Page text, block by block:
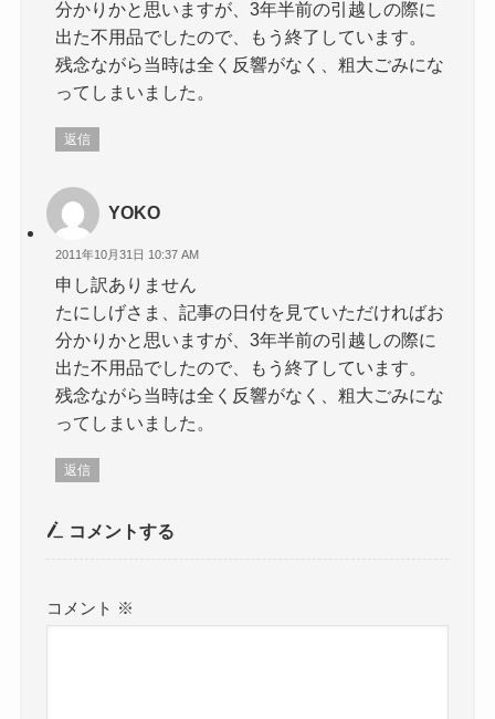
分かりかと思いますが、3年半前の引越しの際に
出た不用品でしたので、もう終了しています。
残念ながら当時は全く反響がなく、粗大ごみにな
ってしまいました。
返信
YOKO
2011年10月31日 10:37 AM
申し訳ありません
たにしげさま、記事の日付を見ていただければお
分かりかと思いますが、3年半前の引越しの際に
出た不用品でしたので、もう終了しています。
残念ながら当時は全く反響がなく、粗大ごみにな
ってしまいました。
返信
コメントする
コメント ※